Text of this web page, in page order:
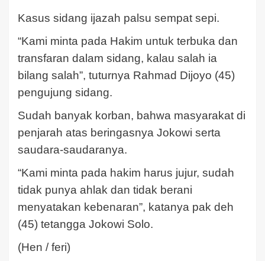
Kasus sidang ijazah palsu sempat sepi.
“Kami minta pada Hakim untuk terbuka dan
transfaran dalam sidang, kalau salah ia
bilang salah”, tuturnya Rahmad Dijoyo (45)
pengujung sidang.
Sudah banyak korban, bahwa masyarakat di
penjarah atas beringasnya Jokowi serta
saudara-saudaranya.
“Kami minta pada hakim harus jujur, sudah
tidak punya ahlak dan tidak berani
menyatakan kebenaran”, katanya pak deh
(45) tetangga Jokowi Solo.
(Hen / feri)